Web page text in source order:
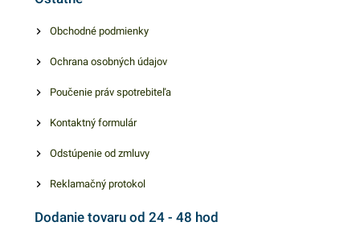
zaručene oslovia.
Obchodné podmienky
Ochrana osobných údajov
Poučenie práv spotrebiteľa
Kontaktný formulár
Odstúpenie od zmluvy
Reklamačný protokol
Dodanie tovaru od 24 - 48 hod